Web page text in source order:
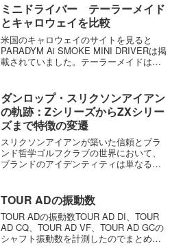
ミニドライバー テーラーメイド
とキャロウェイを比較
米国のキャロウェイのサイトを見ると
PARADYM Ai SMOKE MINI DRIVERは掲
載されていました。テーラーメイドは一
す。日本での発売は未定ですが、おそら
く...
ダンロップ・スリクソンアイアン
の軌跡：ZシリーズからZXシリー
ズまで特徴の変遷
スリクソンアイアンが築いた信頼とブラ
ンド哲学ゴルフクラブの世界において、
ブランドのアイデンティティは単なるマ
ツアーでの実績、そして何よりもゴルフ
ァーからの揺るぎない信頼に...
TOUR ADの振動数
TOUR ADの振動数TOUR AD DI、TOUR
AD CQ、TOUR AD VF、TOUR AD GCの
シャフト振動数を計測したのでまとめて